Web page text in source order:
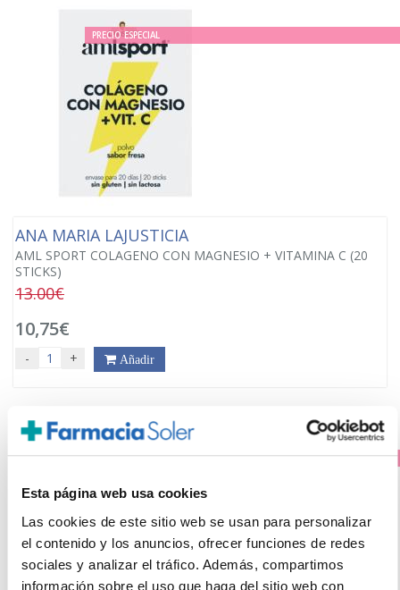
Esta página web usa cookies
Las cookies de este sitio web se usan para personalizar
el contenido y los anuncios, ofrecer funciones de redes
sociales y analizar el tráfico. Además, compartimos
información sobre el uso que haga del sitio web con
PRECIO ESPECIAL
ANA MARIA LAJUSTICIA
AML SPORT COLAGENO CON MAGNESIO + VITAMINA C (20
STICKS)
13.00€
10,75€
- + Añadir
PRECIO ESPECIAL